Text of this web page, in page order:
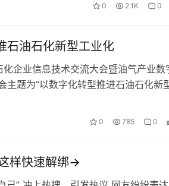
0 2.1K 0
石油石化新型工业化
企业信息技术交流大会暨油气产业数
主题为“以数字化转型推进石油石化新
0 785 0
样快速解绑→